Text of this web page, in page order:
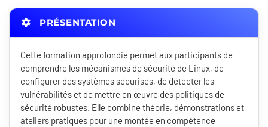
PRÉSENTATION
Cette formation approfondie permet aux participants de
comprendre les mécanismes de sécurité de Linux, de
configurer des systèmes sécurisés, de détecter les
vulnérabilités et de mettre en œuvre des politiques de
sécurité robustes. Elle combine théorie, démonstrations et
ateliers pratiques pour une montée en compétence